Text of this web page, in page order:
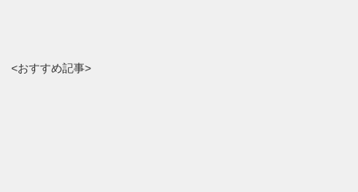
<おすすめ記事>